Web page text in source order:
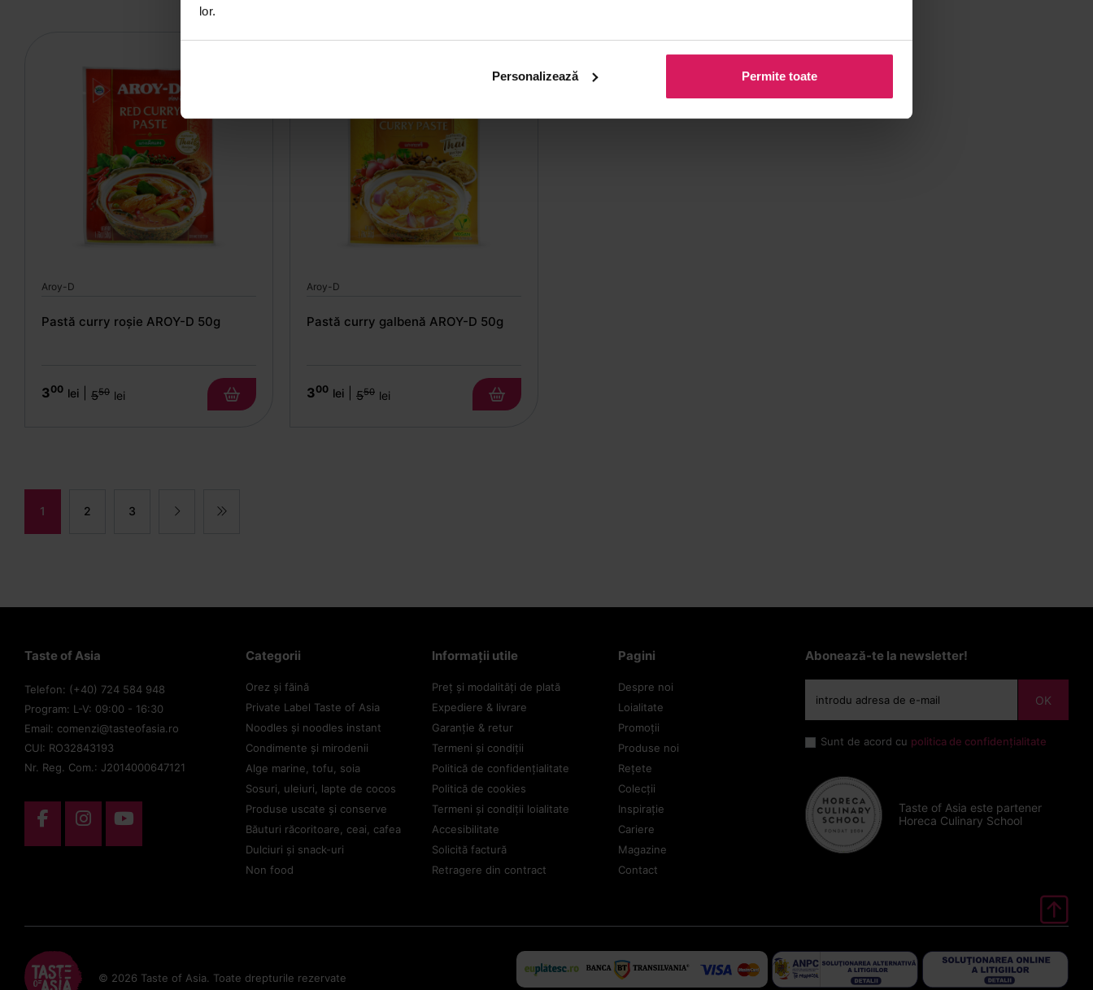
lor.
Personalizează Permite toate
Aroy-D
Pastă curry roșie AROY-D 50g
300 lei 550 lei
Aroy-D
Pastă curry galbenă AROY-D 50g
300 lei 550 lei
1 2 3
Taste of Asia
Telefon: (+40) 724 584 948
Program: L-V: 09:00 - 16:30
Email: comenzi@tasteofasia.ro
CUI: RO32843193
Nr. Reg. Com.: J2014000647121
Categorii
Orez și făină
Private Label Taste of Asia
Noodles și noodles instant
Condimente și mirodenii
Alge marine, tofu, soia
Sosuri, uleiuri, lapte de cocos
Produse uscate și conserve
Băuturi răcoritoare, ceai, cafea
Dulciuri și snack-uri
Non food
Informații utile
Preț și modalități de plată
Expediere & livrare
Garanție & retur
Termeni și condiții
Politică de confidențialitate
Politică de cookies
Termeni și condiții loialitate
Accesibilitate
Solicită factură
Retragere din contract
Pagini
Despre noi
Loialitate
Promoții
Produse noi
Rețete
Colecții
Inspirație
Cariere
Magazine
Contact
Abonează-te la newsletter!
OK
Sunt de acord cu politica de confidențialitate
Taste of Asia este partener
Horeca Culinary School
© 2026 Taste of Asia. Toate drepturile rezervate